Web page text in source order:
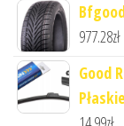
977.28zł
Good